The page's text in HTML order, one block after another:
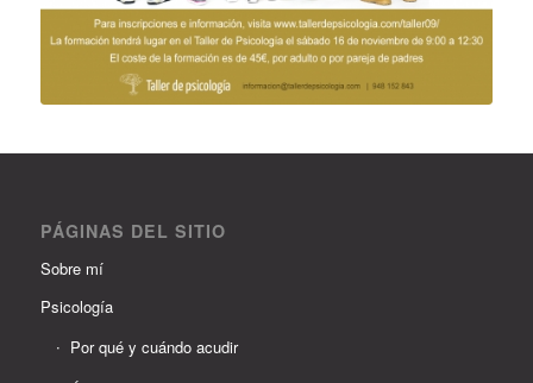
PÁGINAS DEL SITIO
Sobre mí
Psicología
Por qué y cuándo acudir